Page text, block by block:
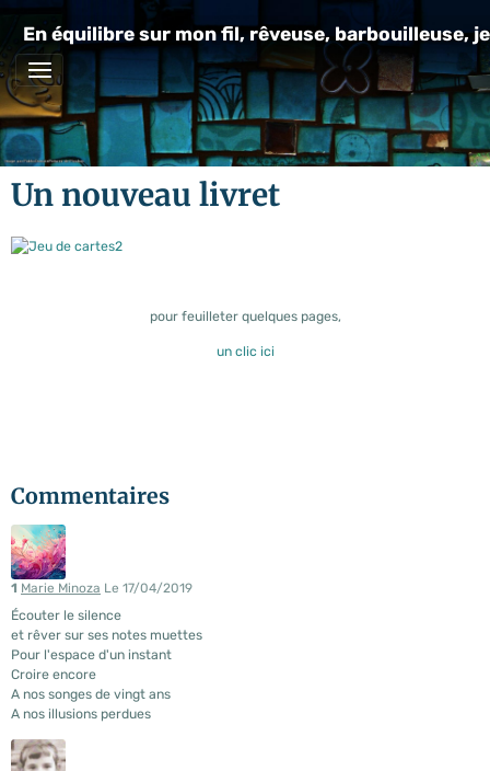
En équilibre sur mon fil, rêveuse, barbouilleuse,
Un nouveau livret
pour feuilleter quelques pages,
un clic ici
Commentaires
1 Marie Minoza Le 17/04/2019
Écouter le silence
et rêver sur ses notes muettes
Pour l'espace d'un instant
Croire encore
A nos songes de vingt ans
A nos illusions perdues